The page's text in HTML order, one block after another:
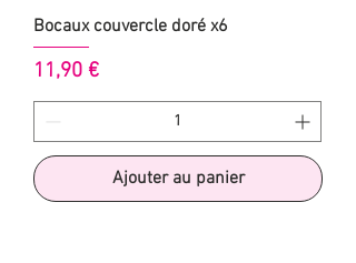
Bocaux couvercle doré x6
Prix
11,90 €
Ajouter au panier